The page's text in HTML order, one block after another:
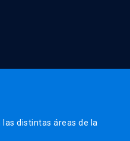
distintas áreas de la